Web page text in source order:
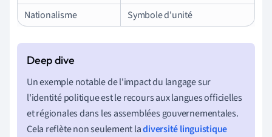
Nationalisme Symbole d'unité
Un exemple notable de l'impact du langage sur
l'identité politique est le recours aux langues officielles
et régionales dans les assemblées gouvernementales.
Cela reflète non seulement ladiversité linguistique